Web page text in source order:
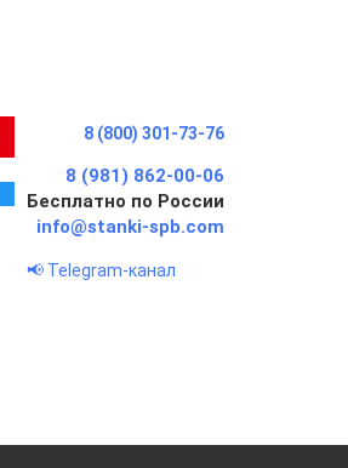
8 (800) 301-73-76
8 (981) 862-00-06
Бесплатно по России
info@stanki-spb.com
📢 Telegram-канал